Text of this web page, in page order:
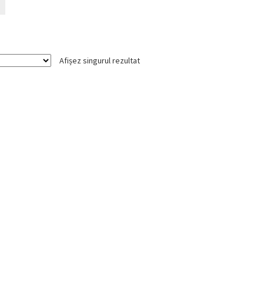
Afișez singurul rezultat